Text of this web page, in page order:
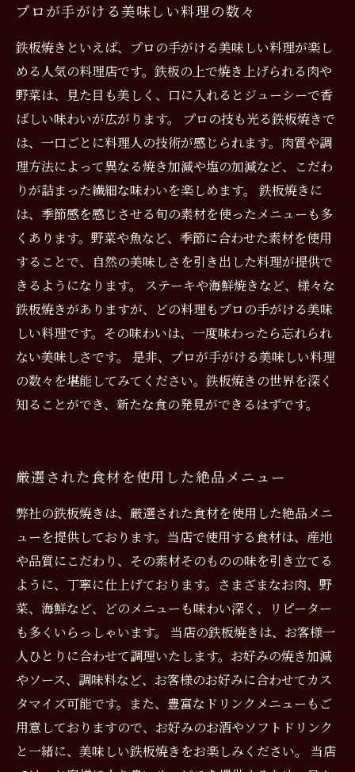
プロが手がける美味しい料理の数々
鉄板焼きといえば、プロの手がける美味しい料理が楽し
める人気の料理店です。鉄板の上で焼き上げられる肉や
野菜は、見た目も美しく、口に入れるとジューシーで香
ばしい味わいが広がります。 プロの技も光る鉄板焼きで
は、一口ごとに料理人の技術が感じられます。肉質や調
理方法によって異なる焼き加減や塩の加減など、こだわ
りが詰まった繊細な味わいを楽しめます。 鉄板焼きに
は、季節感を感じさせる旬の素材を使ったメニューも多
くあります。野菜や魚など、季節に合わせた素材を使用
することで、自然の美味しさを引き出した料理が提供で
きるようになります。 ステーキや海鮮焼きなど、様々な
鉄板焼きがありますが、どの料理もプロの手がける美味
しい料理です。その味わいは、一度味わったら忘れられ
ない美味しさです。 是非、プロが手がける美味しい料理
の数々を堪能してみてください。鉄板焼きの世界を深く
知ることができ、新たな食の発見ができるはずです。
厳選された食材を使用した絶品メニュー
弊社の鉄板焼きは、厳選された食材を使用した絶品メニ
ューを提供しております。当店で使用する食材は、産地
や品質にこだわり、その素材そのものの味を引き立てる
ように、丁寧に仕上げております。さまざまなお肉、野
菜、海鮮など、どのメニューも味わい深く、リピーター
も多くいらっしゃいます。 当店の鉄板焼きは、お客様一
人ひとりに合わせて調理いたします。お好みの焼き加減
やソース、調味料など、お客様のお好みに合わせてカス
タマイズ可能です。また、豊富なドリンクメニューもご
用意しておりますので、お好みのお酒やソフトドリンク
と一緒に、美味しい鉄板焼きをお楽しみください。 当店